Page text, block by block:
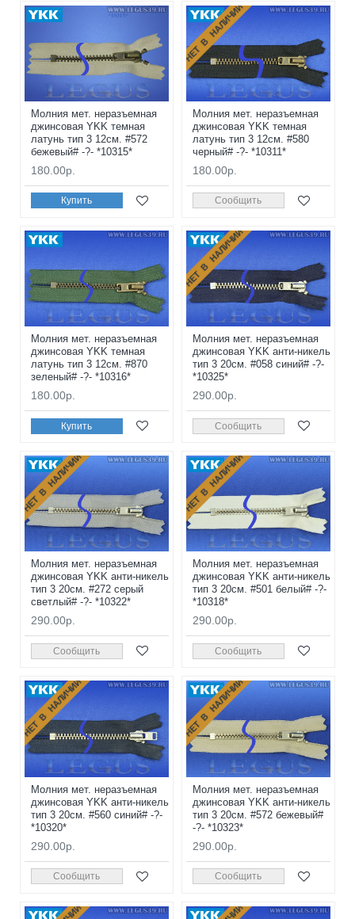
Молния мет. неразъемная
джинсовая YKK темная
латунь тип 3 12см. #572
бежевый# -?- *10315*
180.00р.
Купить
НЕТ В НАЛИЧИИ
Молния мет. неразъемная
джинсовая YKK темная
латунь тип 3 12см. #580
черный# -?- *10311*
180.00р.
Сообщить
Молния мет. неразъемная
джинсовая YKK темная
латунь тип 3 12см. #870
зеленый# -?- *10316*
180.00р.
Купить
НЕТ В НАЛИЧИИ
Молния мет. неразъемная
джинсовая YKK анти-никель
тип 3 20см. #058 синий# -?-
*10325*
290.00р.
Сообщить
НЕТ В НАЛИЧИИ
Молния мет. неразъемная
джинсовая YKK анти-никель
тип 3 20см. #272 серый
светлый# -?- *10322*
290.00р.
Сообщить
НЕТ В НАЛИЧИИ
Молния мет. неразъемная
джинсовая YKK анти-никель
тип 3 20см. #501 белый# -?-
*10318*
290.00р.
Сообщить
НЕТ В НАЛИЧИИ
Молния мет. неразъемная
джинсовая YKK анти-никель
тип 3 20см. #560 синий# -?-
*10320*
290.00р.
Сообщить
НЕТ В НАЛИЧИИ
Молния мет. неразъемная
джинсовая YKK анти-никель
тип 3 20см. #572 бежевый#
-?- *10323*
290.00р.
Сообщить